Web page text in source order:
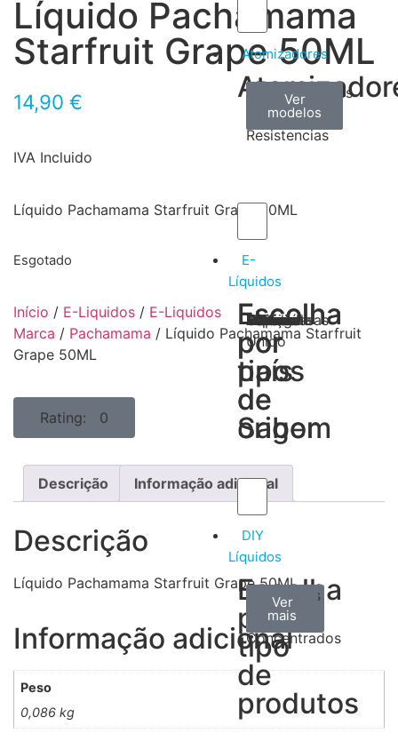
Atomizadores
Claromizadores
Ver
modelos
Reconstruíveis
Ver
modelos
Resistencias
Ver
modelos
E-
Líquidos
Escolha
por
tipos
de
Sabor
Tabaco
Frutas
Bebidas
Frescos
Sobremesas
Escolha
por
país
de
origem
Portugal
Alemanha
USA
Reino
Unido
Canadá
França
Malásia
Filipinas
Espanha
Polónia
Grécia
DIY
Líquidos
Escolha
por
tipo
de
produtos
Aromas
Concentrados
Ver
todos
Bases
Ver
mais
Accesorios
Ver
mais
Líquido Pachamama
Starfruit Grape 50ML
14,90 €
IVA Incluido
Líquido Pachamama Starfruit Grape 50ML
Esgotado
Início / E-Liquidos / E-Liquidos
Marca / Pachamama / Líquido Pachamama Starfruit
Grape 50ML
Rating: 0
Descrição Informação adicional
Descrição
Líquido Pachamama Starfruit Grape 50ML
Informação adicional
Peso
0,086 kg